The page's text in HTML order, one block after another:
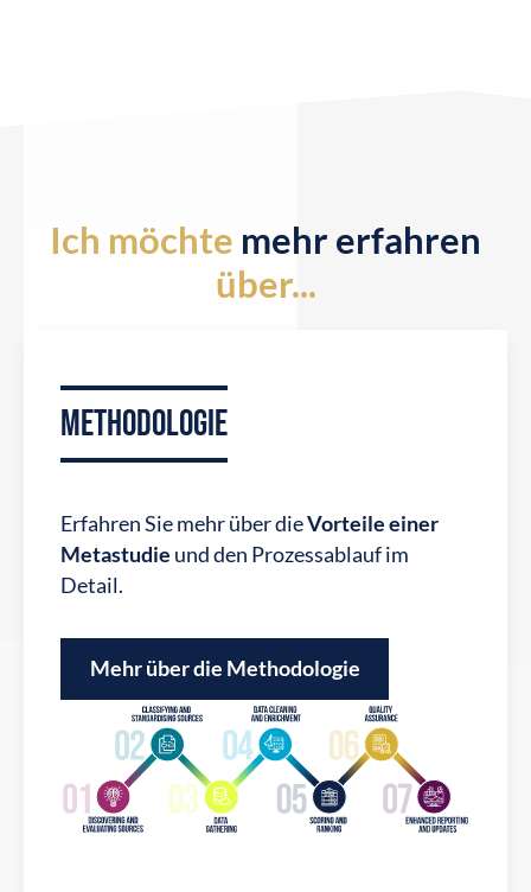
Unternehmen ansehen
Ich möchte mehr erfahren
über...
METHODOLOGIE
Erfahren Sie mehr über dieVorteile einer
Metastudie und den Prozessablauf im
Detail.
Mehr über die Methodologie